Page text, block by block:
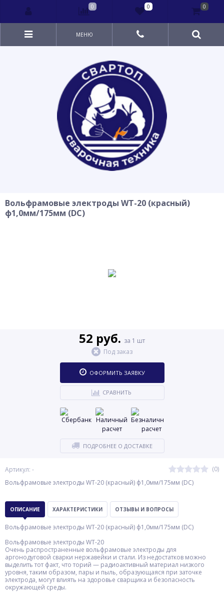
МЕНЮ
Вольфрамовые электроды WT-20 (красный)
ф1,0мм/175мм (DC)
Артикул: -
(0)
Вольфрамовые электроды WT-20 (красный) ф1,0мм/175мм (DC)
52 руб. за 1 шт
Под заказ
ОФОРМИТЬ ЗАЯВКУ
СРАВНИТЬ
ПОДРОБНЕЕ О ДОСТАВКЕ
ОПИСАНИЕ ХАРАКТЕРИСТИКИ ОТЗЫВЫ И ВОПРОСЫ
Вольфрамовые электроды WT-20 (красный) ф1,0мм/175мм (DC)
Вольфрамовые электроды WT-20
Очень распространенные вольфрамовые электроды для
аргонодуговой сварки нержавейки и стали. Из недостатков можно
выделить тот факт, что торий — радиоактивный материал низкого
уровня, таким образом, пары и пыль, образующаяся при заточке
электрода, могут влиять на здоровье сварщика и безопасность
окружающей среды.
0 0 0